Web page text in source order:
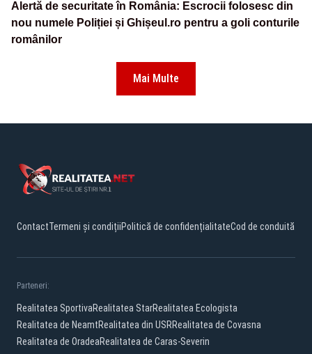
Alertă de securitate în România: Escrocii folosesc din
nou numele Poliției și Ghișeul.ro pentru a goli conturile
românilor
Mai Multe
ContactTermeni și condițiiPolitică de confidențialitateCod de conduită
Parteneri:
Realitatea SportivaRealitatea StarRealitatea Ecologista
Realitatea de NeamtRealitatea din USRRealitatea de Covasna
Realitatea de OradeaRealitatea de Caras-Severin